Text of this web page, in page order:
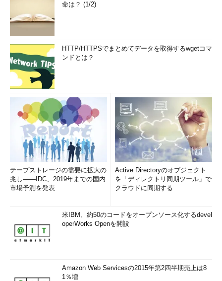
命は？ (1/2)
HTTP/HTTPSでまとめてデータを取得するwgetコマ
ンドとは？
テープストレージの需要に拡大の
兆し――IDC、2019年までの国内
市場予測を発表
Active Directoryのオブジェクト
を「ディレクトリ同期ツール」で
クラウドに同期する
米IBM、約50のコードをオープンソース化するdevel
operWorks Openを開設
Amazon Web Servicesの2015年第2四半期売上は8
1％増